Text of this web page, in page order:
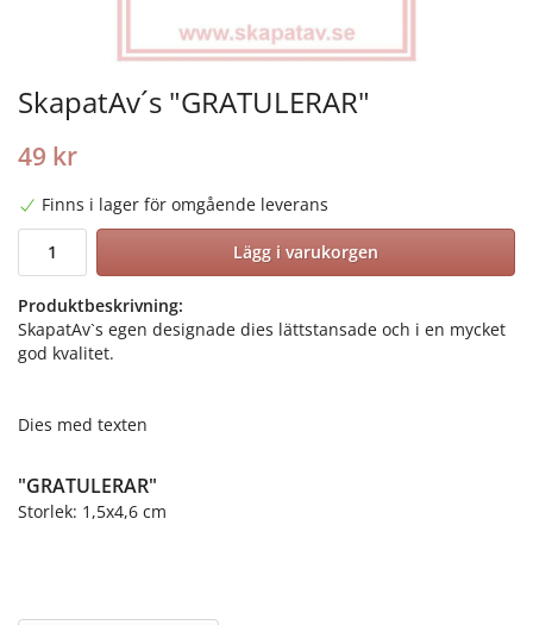
SkapatAv´s "GRATULERAR"
49 kr
Finns i lager för omgående leverans
Lägg i varukorgen
Produktbeskrivning:
SkapatAv`s egen designade dies lättstansade och i en mycket
god kvalitet.
Dies med texten
"GRATULERAR"
Storlek: 1,5x4,6 cm